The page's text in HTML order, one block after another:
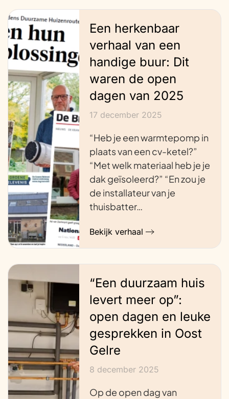
Een herkenbaar
verhaal van een
handige buur: Dit
waren de open
dagen van 2025
17 december 2025
“Heb je een warmtepomp in
plaats van een cv-ketel?”
“Met welk materiaal heb je je
dak geïsoleerd?” “En zou je
de installateur van je
thuisbatter…
Bekijk verhaal
“Een duurzaam huis
levert meer op”:
open dagen en leuke
gesprekken in Oost
Gelre
8 december 2025
Op de open dag van